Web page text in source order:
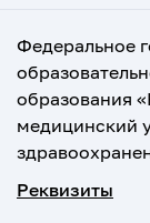
Федеральное
образования
медицинский
Реквизиты